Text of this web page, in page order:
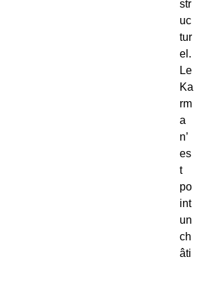
str
uc
tur
el.
Le
Ka
rm
a
n’
es
t
po
int
un
ch
âti